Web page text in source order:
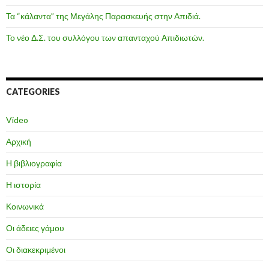
Τα “κάλαντα” της Μεγάλης Παρασκευής στην Απιδιά.
Το νέο Δ.Σ. του συλλόγου των απανταχού Απιδιωτών.
CATEGORIES
Video
Αρχική
Η βιβλιογραφία
Η ιστορία
Κοινωνικά
Οι άδειες γάμου
Οι διακεκριμένοι